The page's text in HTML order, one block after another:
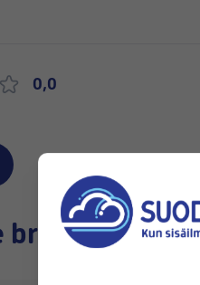
0,0
brauchen